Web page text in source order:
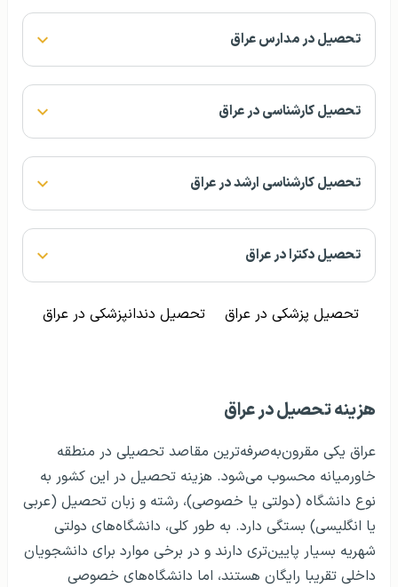
تحصیل در مدارس عراق
تحصیل کارشناسی در عراق
تحصیل کارشناسی ارشد در عراق
تحصیل دکترا در عراق
تحصیل پزشکی در عراق تحصیل دندانپزشکی در عراق
هزینه تحصیل در عراق
عراق یکی مقرون‌به‌صرفه‌ترین مقاصد تحصیلی در منطقه
خاورمیانه محسوب می‌شود. هزینه تحصیل در این کشور به
نوع دانشگاه (دولتی یا خصوصی)، رشته و زبان تحصیل (عربی
یا انگلیسی) بستگی دارد. به طور کلی، دانشگاه‌های دولتی
شهریه بسیار پایین‌تری دارند و در برخی موارد برای دانشجویان
داخلی تقریبا رایگان هستند، اما دانشگاه‌های خصوصی